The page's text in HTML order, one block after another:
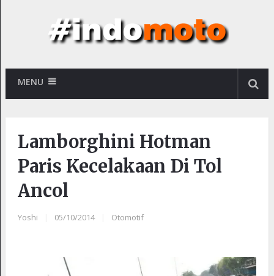
MENU
Lamborghini Hotman
Paris Kecelakaan Di Tol
Ancol
Yoshi 05/10/2014 Otomotif